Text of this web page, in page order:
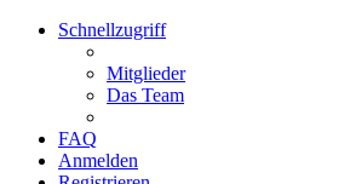
Schnellzugriff
Mitglieder
Das Team
FAQ
Anmelden